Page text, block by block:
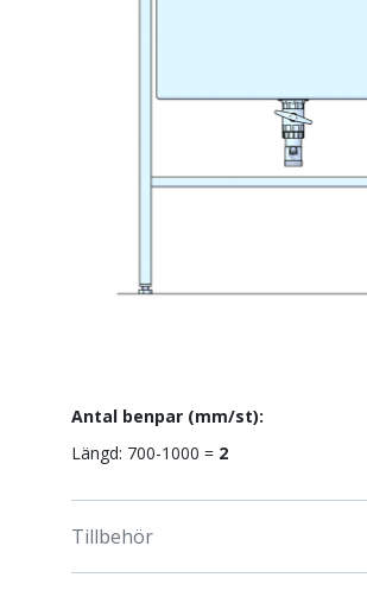
Antal benpar (mm/st):
Längd: 700-1000 = 2
Tillbehör